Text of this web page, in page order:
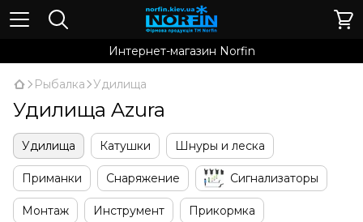
Интернет-магазин Norfin
Рыбалка Удилища
Удилища Azura
Удилища Катушки Шнуры и леска
Приманки Снаряжение Сигнализаторы
Монтаж Инструмент Прикормка